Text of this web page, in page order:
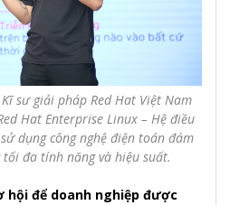
sư giải pháp Red Hat Việt Nam
Hat Enterprise Linux – Hệ điều
dụng công nghệ điện toán đám
đa tính năng và hiệu suất.
để doanh nghiệp được